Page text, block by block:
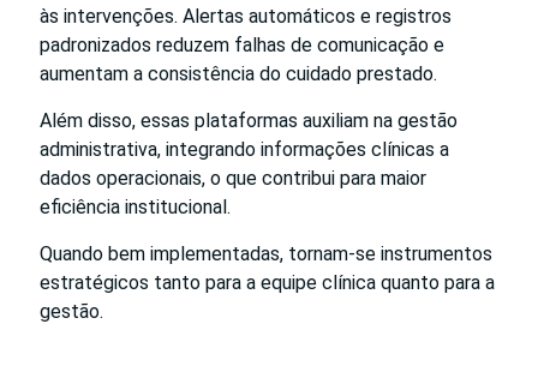
às intervenções. Alertas automáticos e registros
padronizados reduzem falhas de comunicação e
aumentam a consistência do cuidado prestado.
Além disso, essas plataformas auxiliam na gestão
administrativa, integrando informações clínicas a
dados operacionais, o que contribui para maior
eficiência institucional.
Quando bem implementadas, tornam-se instrumentos
estratégicos tanto para a equipe clínica quanto para a
gestão.